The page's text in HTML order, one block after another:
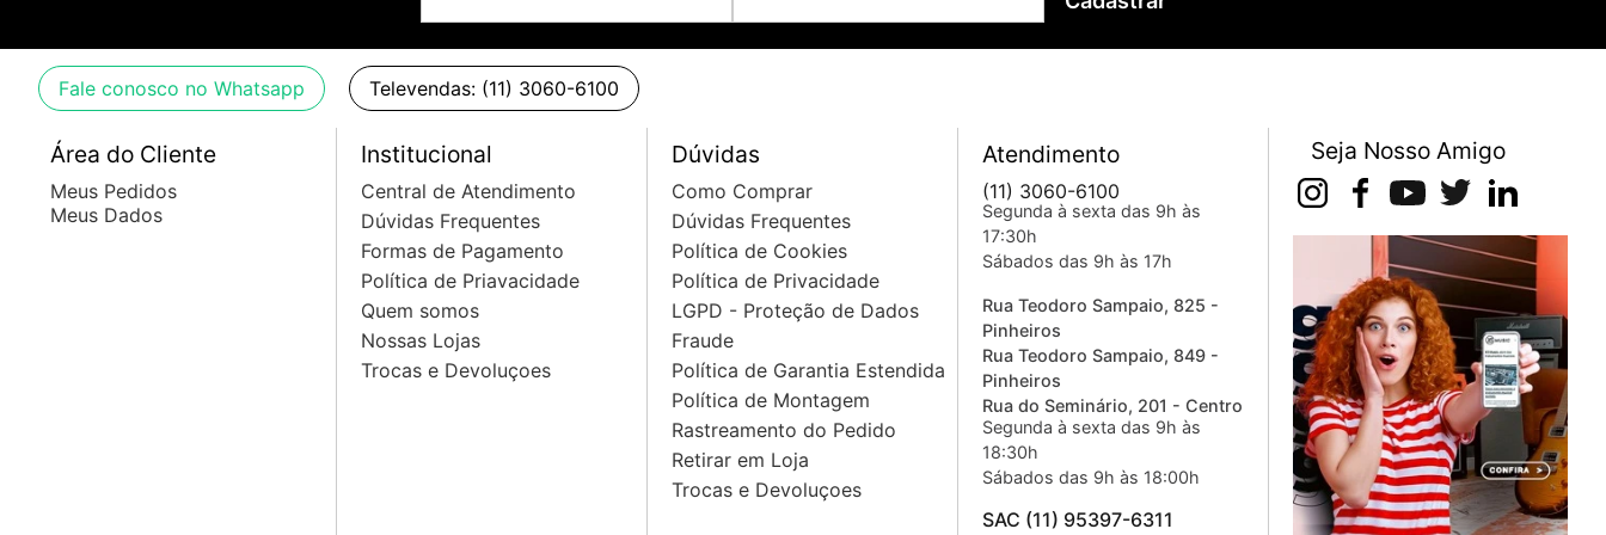
- Largura do nut: 4,19 cm
- Largura no 12º traste: 5,68 cm
- Espessura no 1º traste: 2,10 cm
- Espessura no 12º traste: 2,39 cm
- Controles: Volume e Tone com Focus Switch push-pull
Fale conosco no Whatsapp Televendas: (11) 3060-6100
Área do Cliente
Meus Pedidos
Meus Dados
Institucional
Central de Atendimento
Dúvidas Frequentes
Formas de Pagamento
Política de Priavacidade
Quem somos
Nossas Lojas
Trocas e Devoluçoes
Dúvidas
Como Comprar
Dúvidas Frequentes
Política de Cookies
Política de Privacidade
LGPD - Proteção de Dados
Fraude
Política de Garantia Estendida
Política de Montagem
Rastreamento do Pedido
Retirar em Loja
Trocas e Devoluçoes
Atendimento
(11) 3060-6100
Segunda à sexta das 9h às
17:30h
Sábados das 9h às 17h
Rua Teodoro Sampaio, 825 -
Pinheiros
Rua Teodoro Sampaio, 849 -
Pinheiros
Rua do Seminário, 201 - Centro
Segunda à sexta das 9h às
18:30h
Sábados das 9h às 18:00h
SAC (11) 95397-6311
Seja Nosso Amigo